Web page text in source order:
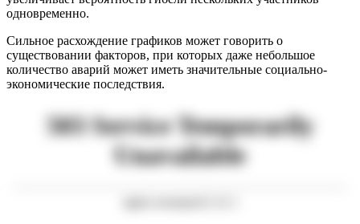
одновременно.
Сильное расхождение графиков может говорить о
существовании факторов, при которых даже небольшое
количество аварий может иметь значительные социально-
экономические последствия.